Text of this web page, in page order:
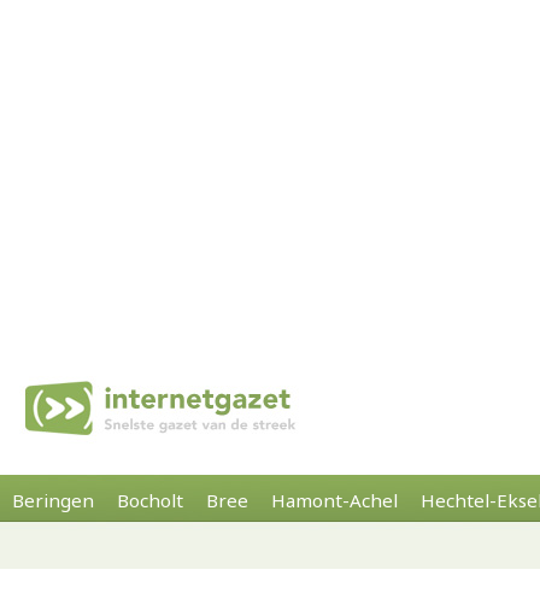
Beringen Bocholt Bree Hamont-Achel Hechtel-